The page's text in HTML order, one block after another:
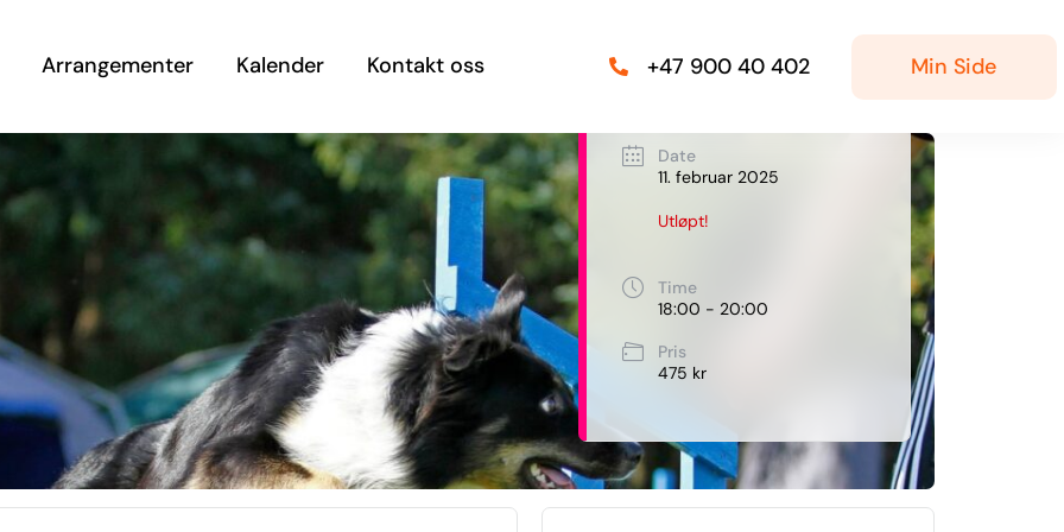
Arrangementer Kalender Kontakt oss +47 900 40 402 Min Side
Date
11. februar 2025
Utløpt!
Time
18:00 - 20:00
Pris
475 kr